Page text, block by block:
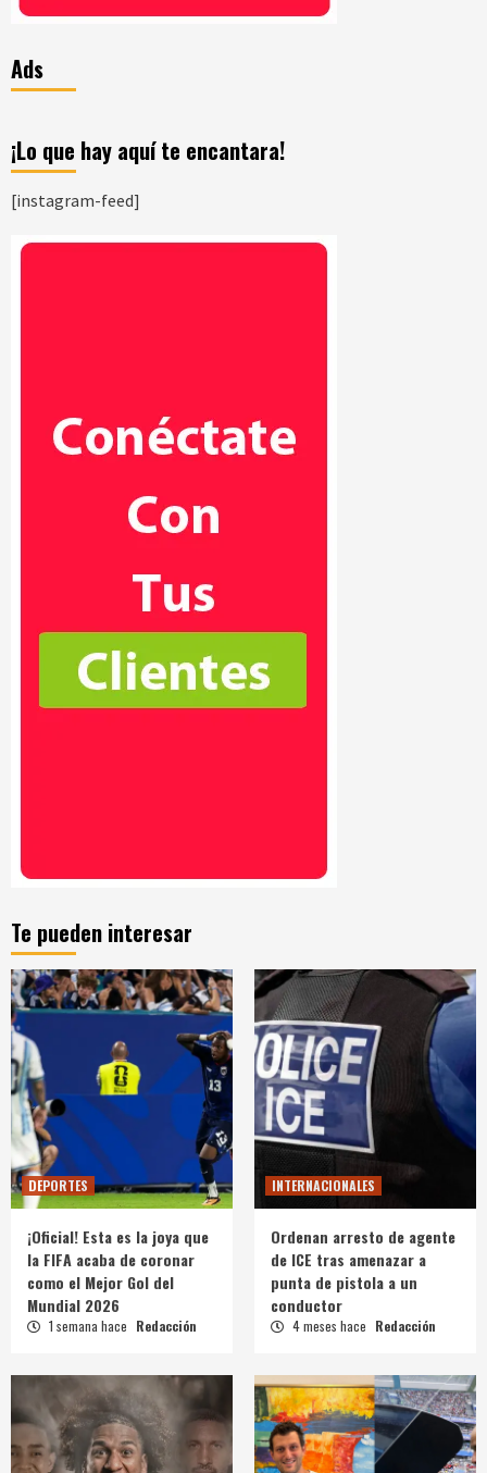
Ads
¡Lo que hay aquí te encantara!
[instagram-feed]
Te pueden interesar
DEPORTES
¡Oficial! Esta es la joya que
la FIFA acaba de coronar
como el Mejor Gol del
Mundial 2026
1 semana hace Redacción
INTERNACIONALES
Ordenan arresto de agente
de ICE tras amenazar a
punta de pistola a un
conductor
4 meses hace Redacción